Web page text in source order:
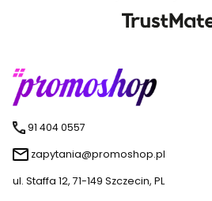
91 404 0557
zapytania@promoshop.pl
ul. Staffa 12, 71-149 Szczecin, PL